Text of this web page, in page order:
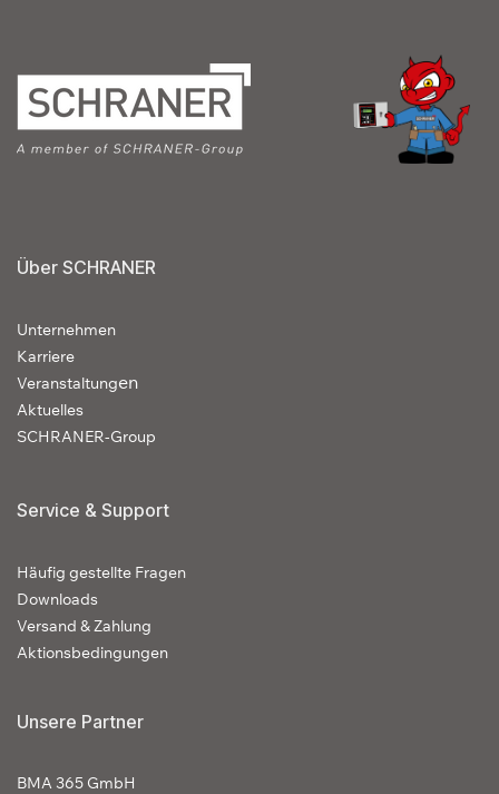
Über SCHRANER
Unternehmen
Karriere
Veranstaltungen
Aktuelles
SCHRANER-Group
Service & Support
Häufig gestellte Fragen
Downloads
Versand & Zahlung
Aktionsbedingungen
Unsere Partner
BMA 365 GmbH